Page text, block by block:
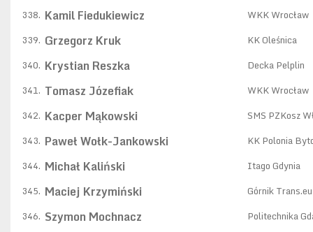
338. Kamil Fiedukiewicz
WKK Wrocław
339. Grzegorz Kruk
KK Oleśnica
340. Krystian Reszka
Decka Pelplin
341. Tomasz Józefiak
WKK Wrocław
342. Kacper Mąkowski
SMS PZKosz
343. Paweł Wołk-Jankowski
KK Polonia
344. Michał Kaliński
Itago Gdynia
345. Maciej Krzymiński
Górnik
346. Szymon Mochnacz
Politechnika